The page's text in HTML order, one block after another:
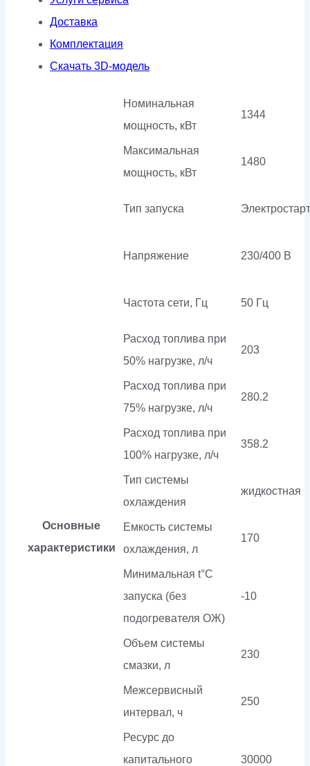
Доставка
Комплектация
Скачать 3D-модель
Основные
характеристики
Номинальная
мощность, кВт
1344
Максимальная
мощность, кВт
1480
Тип запуска
Напряжение 230/400 В
Частота сети, Гц 50 Гц
Расход топлива при
50% нагрузке, л/ч
203
Расход топлива при
75% нагрузке, л/ч
280.2
Расход топлива при
100% нагрузке, л/ч
358.2
Тип системы
охлаждения
жидкостная
Емкость системы
охлаждения, л
170
Минимальная t°С
запуска (без
подогревателя ОЖ)
-10
Объем системы
смазки, л
230
Межсервисный
интервал, ч
250
Ресурс до
капитального
30000